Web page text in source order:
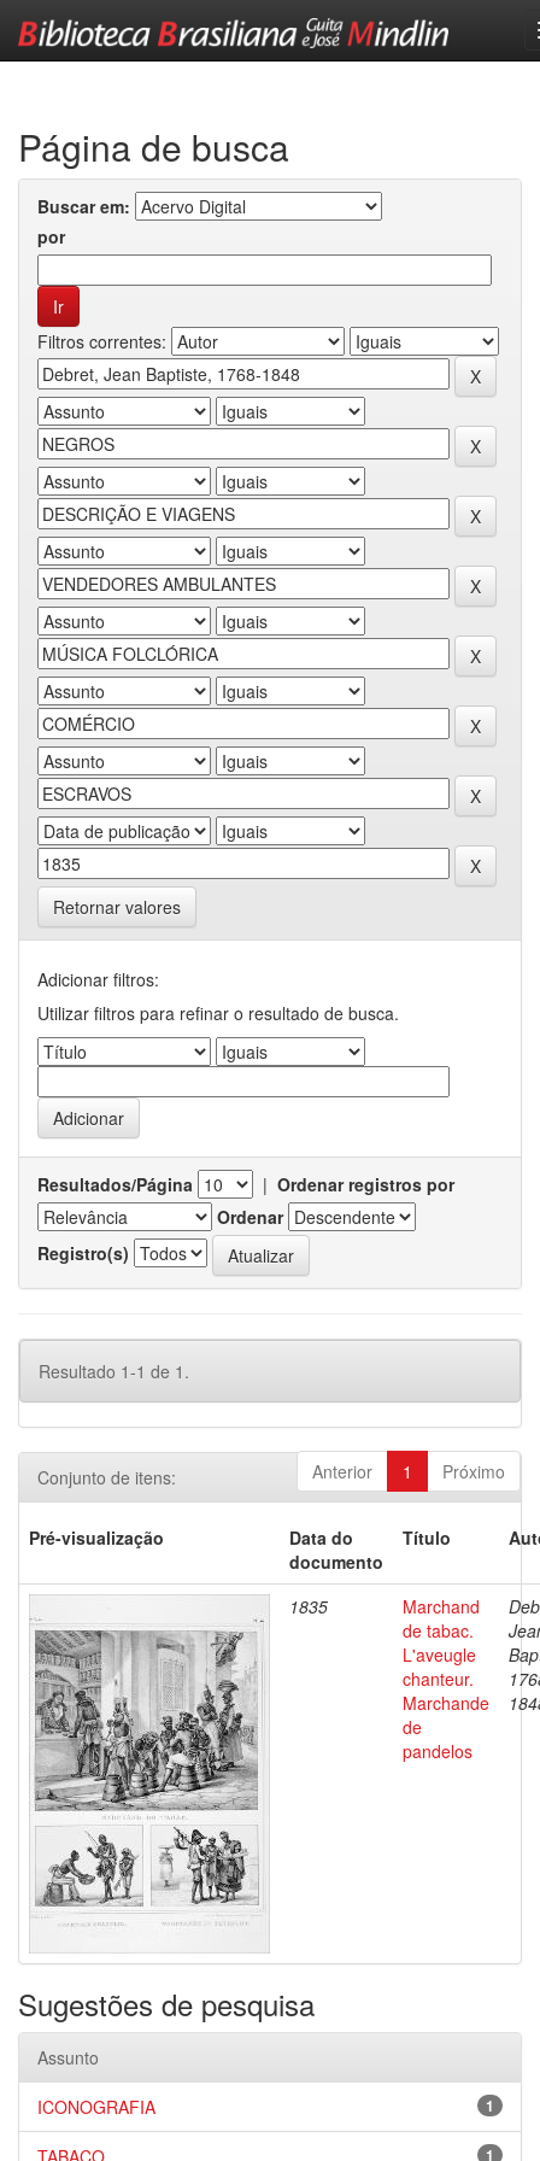
Página de busca
Buscar em:
por
Filtros correntes:
Retornar valores
Adicionar filtros:
Utilizar filtros para refinar o resultado de busca.
Resultados/Página | Ordenar registros por
Ordenar
Registro(s)
Resultado 1-1 de 1.
Anterior 1 Próximo
Conjunto de itens:
Pré-visualização
Data do
documento
Título
1835
Marchand
de tabac.
L'aveugle
chanteur.
Marchande
de
pandelos
Sugestões de pesquisa
Assunto
1
ICONOGRAFIA
1
TABACO